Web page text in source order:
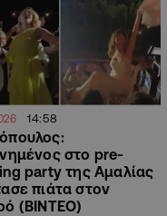
14:58
στο pre-
party της Αμαλίας
πιάτα στον
(ΒΙΝΤΕΟ)